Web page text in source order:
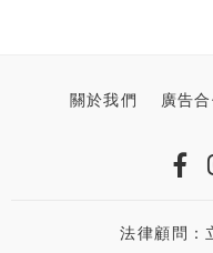
關於我們 廣告
法律顧問：